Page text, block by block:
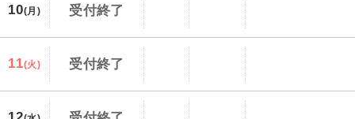
10(月) 受付終了
11(火) 受付終了